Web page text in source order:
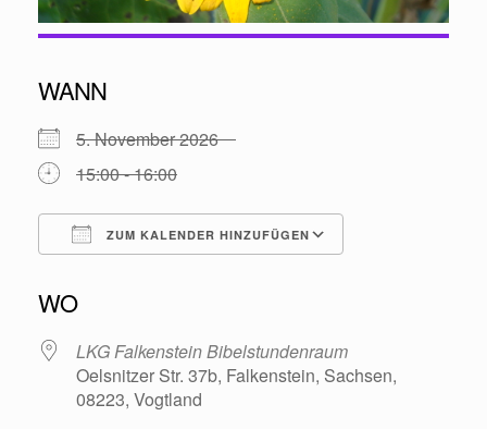
WANN
5. November 2026
15:00 - 16:00
ZUM KALENDER HINZUFÜGEN
WO
LKG Falkenstein Bibelstundenraum
Oelsnitzer Str. 37b, Falkenstein, Sachsen,
08223, Vogtland